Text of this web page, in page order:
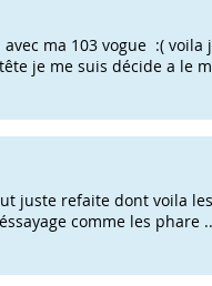
ma 103 vogue :(
je me suis décide a le
juste refaite dont voila
comme les phare